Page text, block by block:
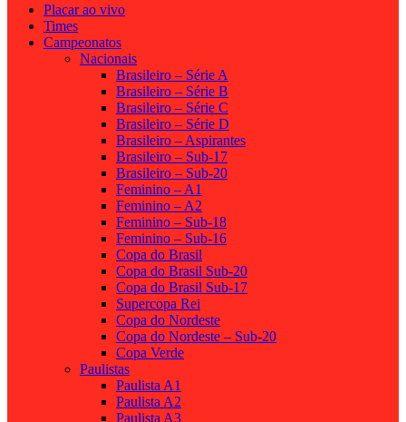
Placar ao vivo
Times
Campeonatos
Nacionais
Brasileiro – Série A
Brasileiro – Série B
Brasileiro – Série C
Brasileiro – Série D
Brasileiro – Aspirantes
Brasileiro – Sub-17
Brasileiro – Sub-20
Feminino – A1
Feminino – A2
Feminino – Sub-18
Feminino – Sub-16
Copa do Brasil
Copa do Brasil Sub-20
Copa do Brasil Sub-17
Supercopa Rei
Copa do Nordeste
Copa do Nordeste – Sub-20
Copa Verde
Paulistas
Paulista A1
Paulista A2
Paulista A3